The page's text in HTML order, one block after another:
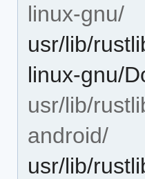
linux-gnu/
usr/lib/
linux-gnu/
usr/lib/
android/
usr/lib/